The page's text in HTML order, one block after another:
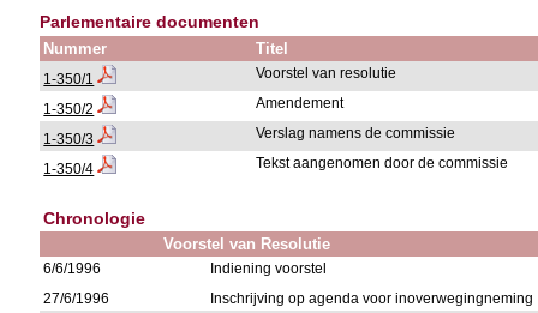
Parlementaire documenten
Nummer Titel
1-350/1 Voorstel van resolutie
1-350/2 Amendement
1-350/3 Verslag namens de commissie
1-350/4 Tekst aangenomen door de commissie
Chronologie
Voorstel van Resolutie
6/6/1996
Indiening voorstel
27/6/1996
Inschrijving op agenda voor inoverwegingneming